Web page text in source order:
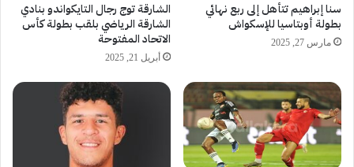
سنا إبراهيم تتأهل إلى ربع نهائي
بطولة أوبتاسيا للإسكواش
مارس 27, 2025
الشارقة توج رجال التايكواندو بنادي
الشارقة الرياضي بلقب بطولة كأس
الاتحاد المفتوحة
أبريل 21, 2025